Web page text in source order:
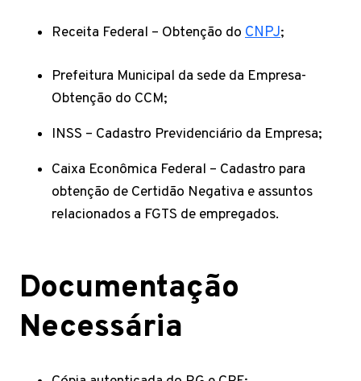
Receita Federal – Obtenção do CNPJ;
Prefeitura Municipal da sede da Empresa-
Obtenção do CCM;
INSS – Cadastro Previdenciário da Empresa;
Caixa Econômica Federal – Cadastro para
obtenção de Certidão Negativa e assuntos
relacionados a FGTS de empregados.
Documentação
Necessária